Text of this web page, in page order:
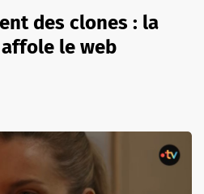
des clones : la
le web